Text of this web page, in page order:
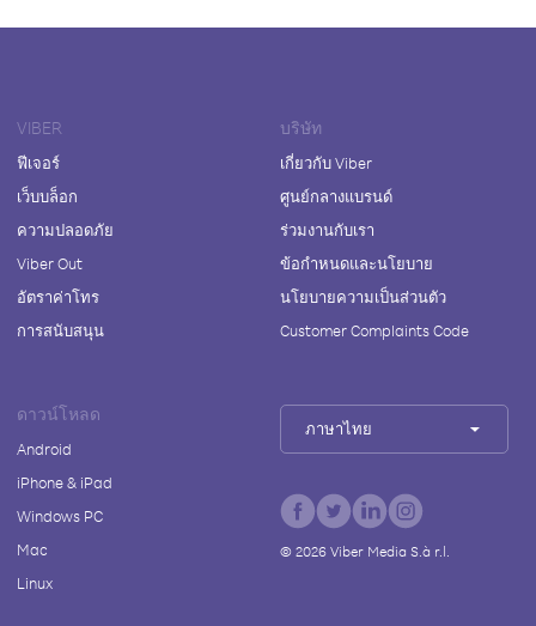
VIBER
ฟีเจอร์
เว็บบล็อก
ความปลอดภัย
Viber Out
อัตราค่าโทร
การสนับสนุน
บริษัท
เกี่ยวกับ Viber
ศูนย์กลางแบรนด์
ร่วมงานกับเรา
ข้อกำหนดและนโยบาย
นโยบายความเป็นส่วนตัว
Customer Complaints Code
ดาวน์โหลด
Android
iPhone & iPad
Windows PC
Mac
Linux
ภาษาไทย
© 2026Viber Media S.à r.l.